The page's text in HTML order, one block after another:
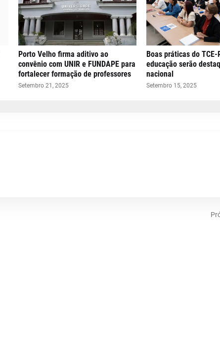
Porto Velho firma aditivo ao
convênio com UNIR e FUNDAPE para
fortalecer formação de professores
Setembro 21, 2025
Boas práticas do TCE-
educação serão
nacional
Setembro 15, 2025